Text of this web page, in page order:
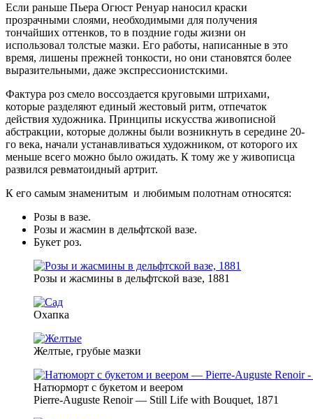
Если раньше Пьера Огюст Ренуар наносил краски
прозрачными слоями, необходимыми для получения
тончайших оттенков, то в поздние годы жизни он
использовал толстые мазки. Его работы, написанные в это
время, лишены прежней тонкости, но они становятся более
выразительными, даже экспрессионистскими.
Фактура роз смело воссоздается круговыми штрихами,
которые разделяют единый жестовый ритм, отпечаток
действия художника. Принципы искусства живописной
абстракции, которые должны были возникнуть в середине 20-
го века, начали устанавливаться художником, от которого их
меньше всего можно было ожидать. К тому же у живописца
развился ревматоидный артрит.
К его самым знаменитым и любимым полотнам относятся:
Розы в вазе.
Розы и жасмин в дельфтской вазе.
Букет роз.
Розы и жасмины в дельфтской вазе, 1881
Охапка
Желтые, грубые мазки
Натюрморт с букетом и веером
Pierre-Auguste Renoir — Still Life with Bouquet, 1871